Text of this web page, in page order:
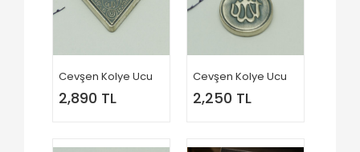
Cevşen Kolye Ucu
2,890 TL
Cevşen Kolye Ucu
2,250 TL